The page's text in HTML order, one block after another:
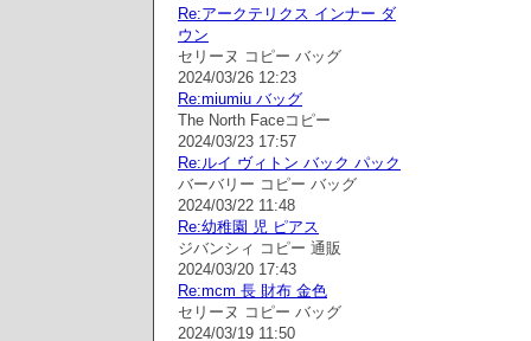
Re:アークテリクス インナー ダ
ウン
セリーヌ コピー バッグ
2024/03/26 12:23
Re:miumiu バッグ
The North Faceコピー
2024/03/23 17:57
Re:ルイ ヴィトン バック パック
バーバリー コピー バッグ
2024/03/22 11:48
Re:幼稚園 児 ピアス
ジバンシィ コピー 通販
2024/03/20 17:43
Re:mcm 長 財布 金色
セリーヌ コピー バッグ
2024/03/19 11:50